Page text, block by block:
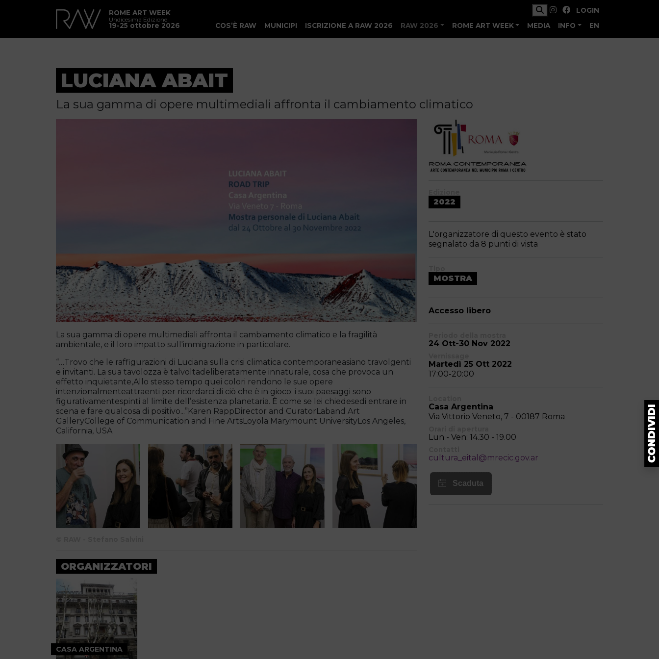
ROME ART WEEK
Undicesima Edizione
19-25 ottobre 2026
LOGIN
COS’È RAW
MUNICIPI ISCRIZIONE A RAW 2026 RAW 2026 ROME ART WEEK MEDIA INFO EN
LUCIANA ABAIT
La sua gamma di opere multimediali affronta il cambiamento climatico
La sua gamma di opere multimediali affronta il cambiamento climatico e la fragilità
ambientale, e il loro impatto sull'immigrazione in particolare.
“…Trovo che le raffigurazioni di Luciana sulla crisi climatica contemporaneasiano travolgenti
e invitanti. La sua tavolozza è talvoltadeliberatamente innaturale, cosa che provoca un
effetto inquietante,Allo stesso tempo quei colori rendono le sue opere
intenzionalmenteattraenti per ricordarci di ciò che è in gioco: i suoi paesaggi sono
figurativamentespinti al limite dell’esistenza planetaria. È come se lei chiedesedi entrare in
scena e fare qualcosa di positivo...”Karen RappDirector and CuratorLaband Art
GalleryCollege of Communication and Fine ArtsLoyola Marymount UniversityLos Angeles,
California, USA
ORGANIZZATORI
CASA ARGENTINA
2022
L'organizzatore di questo evento è stato
segnalato da 8 punti di vista
MOSTRA
Accesso libero
24 Ott-30 Nov 2022
Martedì 25 Ott 2022
17:00-20:00
Casa Argentina
Via Vittorio Veneto, 7 - 00187 Roma
Lun - Ven: 14.30 - 19.00
cultura_eital@mrecic.gov.ar